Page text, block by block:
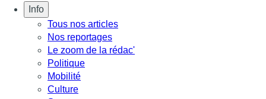
Info
Tous nos articles
Nos reportages
Le zoom de la rédac'
Politique
Mobilité
Culture